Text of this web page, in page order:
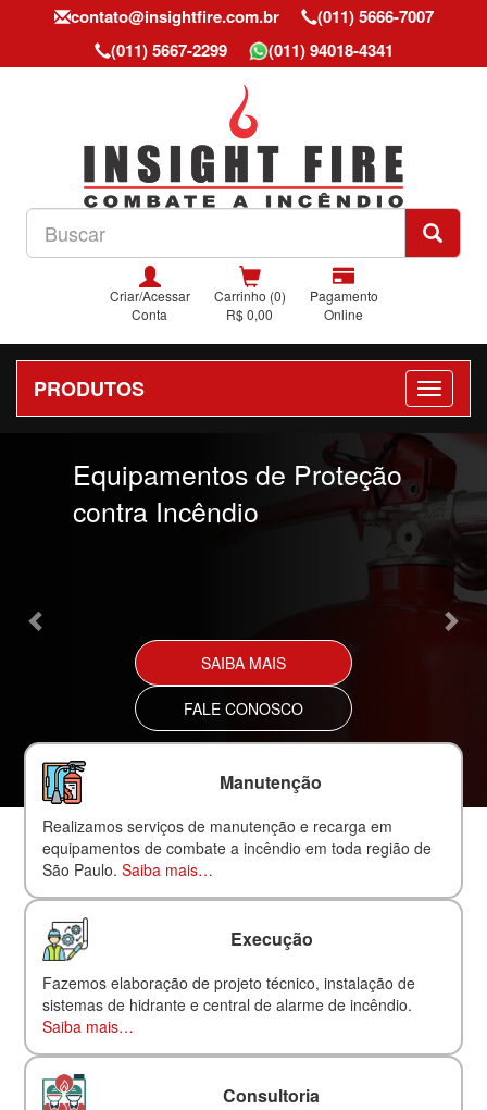
contato@insightfire.com.br
(011) 5666-7007
(011) 5667-2299
(011) 94018-4341
Criar/Acessar
Conta
Carrinho (0)
R$ 0,00
Pagamento
Online
PRODUTOS
Equipamentos de Proteção
contra Incêndio
SAIBA MAIS
FALE CONOSCO
Manutenção
Realizamos serviços de manutenção e recarga em
equipamentos de combate a incêndio em toda região de
São Paulo.Saiba mais…
Execução
Fazemos elaboração de projeto técnico, instalação de
sistemas de hidrante e central de alarme de incêndio.
Saiba mais…
Consultoria